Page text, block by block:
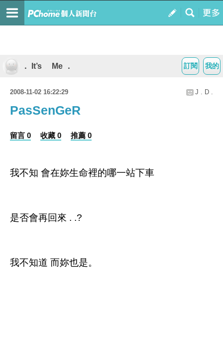
我的
訂閱
． It’s Me ．
2008-11-02 16:22:29 J . D .
PasSenGeR
留言 0 收藏 0 推薦 0
我不知 會在妳生命裡的哪一站下車
是否會再回來 . .?
我不知道 而妳也是。